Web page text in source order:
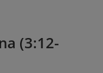
(3:12-